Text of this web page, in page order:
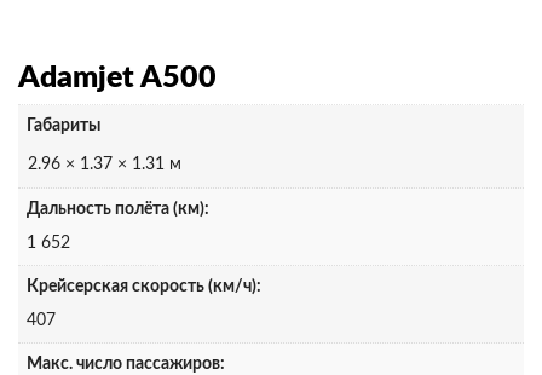
Adamjet A500
Габариты
2.96 × 1.37 × 1.31 м
Дальность полёта (км):
1 652
Крейсерская скорость (км/ч):
407
Макс. число пассажиров: